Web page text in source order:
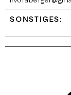
SONSTIGES: